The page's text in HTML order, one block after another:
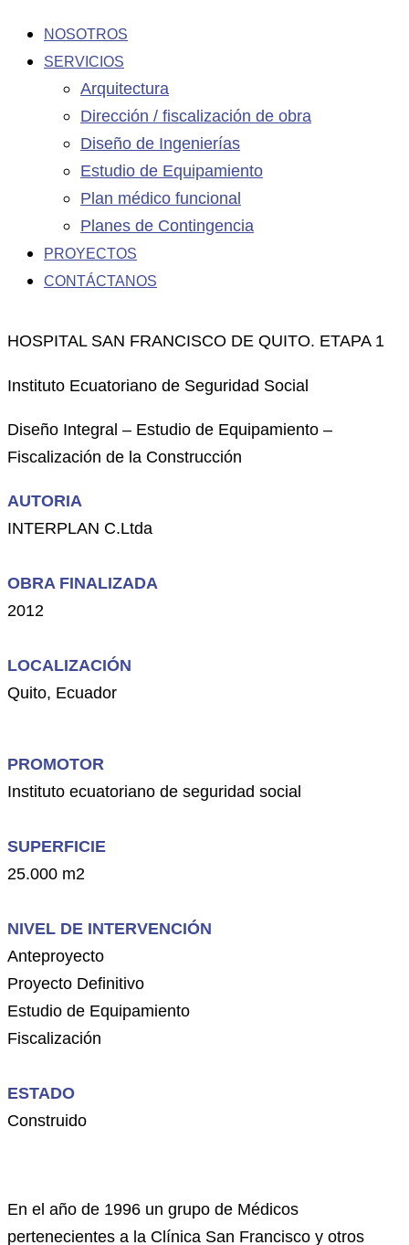
NOSOTROS
SERVICIOS
Arquitectura
Dirección / fiscalización de obra
Diseño de Ingenierías
Estudio de Equipamiento
Plan médico funcional
Planes de Contingencia
PROYECTOS
CONTÁCTANOS
HOSPITAL SAN FRANCISCO DE QUITO. ETAPA 1
Instituto Ecuatoriano de Seguridad Social
Diseño Integral – Estudio de Equipamiento –
Fiscalización de la Construcción
AUTORIA
INTERPLAN C.Ltda
OBRA FINALIZADA
2012
LOCALIZACIÓN
Quito, Ecuador
PROMOTOR
Instituto ecuatoriano de seguridad social
SUPERFICIE
25.000 m2
NIVEL DE INTERVENCIÓN
Anteproyecto
Proyecto Definitivo
Estudio de Equipamiento
Fiscalización
ESTADO
Construido
En el año de 1996 un grupo de Médicos
pertenecientes a la Clínica San Francisco y otros